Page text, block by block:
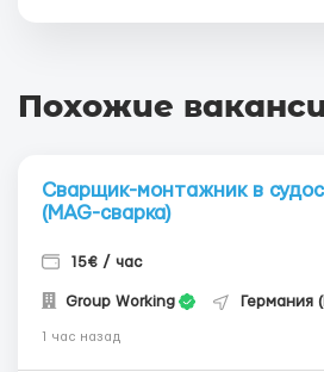
Похожие
Сварщик-монтажник в
(MAG-сварка)
15€ / час
Group Working Германия
1 час назад